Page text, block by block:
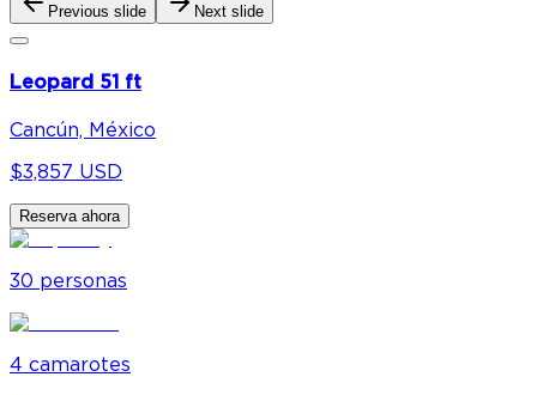
Previous slide Next slide
Leopard 51 ft
Cancún, México
$3,857 USD
Reserva ahora
30 personas
4 camarotes